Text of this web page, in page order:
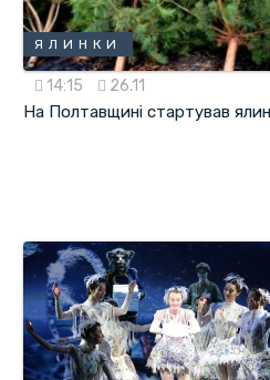
ЯЛИНКИ
14:15 26.11
На Полтавщині стартував